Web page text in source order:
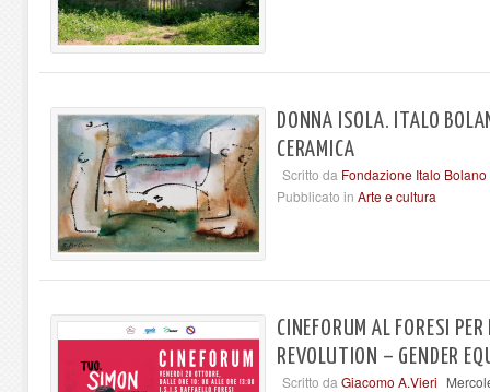
DONNA ISOLA. ITALO
CERAMICA
Scritto da Fondazione Italo Bolano
Pubblicato in Arte e cultura
CINEFORUM AL FORESI
REVOLUTION – GENDER
Scritto da Giacomo A.Vieri